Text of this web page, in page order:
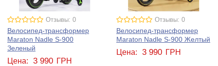
Отзывы: 0
Велосипед-трансформер
Maraton Nadle S-900
Зеленый
Цена: 3 990 ГРН
Отзывы: 0
Велосипед-трансформер
Maraton Nadle S-900 Желтый
Цена: 3 990 ГРН